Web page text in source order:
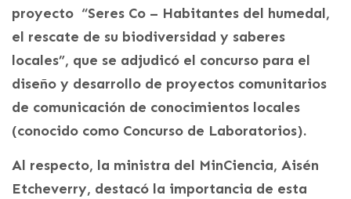
proyecto “Seres Co – Habitantes del humedal,
el rescate de su biodiversidad y saberes
locales”, que se adjudicó el concurso para el
diseño y desarrollo de proyectos comunitarios
de comunicación de conocimientos locales
(conocido como Concurso de Laboratorios).
Al respecto, la ministra del MinCiencia, Aisén
Etcheverry, destacó la importancia de esta